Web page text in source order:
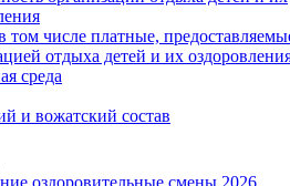
том числе платные,
отдыха детей и их
среда
и вожатский состав